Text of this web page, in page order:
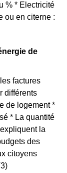
% * Electricité
ou en citerne :
de
factures
différents
de logement *
* La quantité
la
des
citoyens